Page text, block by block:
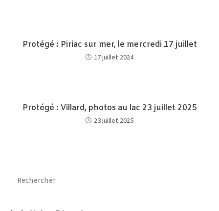
Protégé : Piriac sur mer, le mercredi 17 juillet
17 juillet 2024
Protégé : Villard, photos au lac 23 juillet 2025
23 juillet 2025